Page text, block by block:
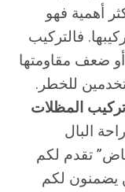
أهمية فهو
فالتركيب
ضعف مقاومتها
للخطر.
المظلات
البال
تقدم لكم
يضمنون لكم